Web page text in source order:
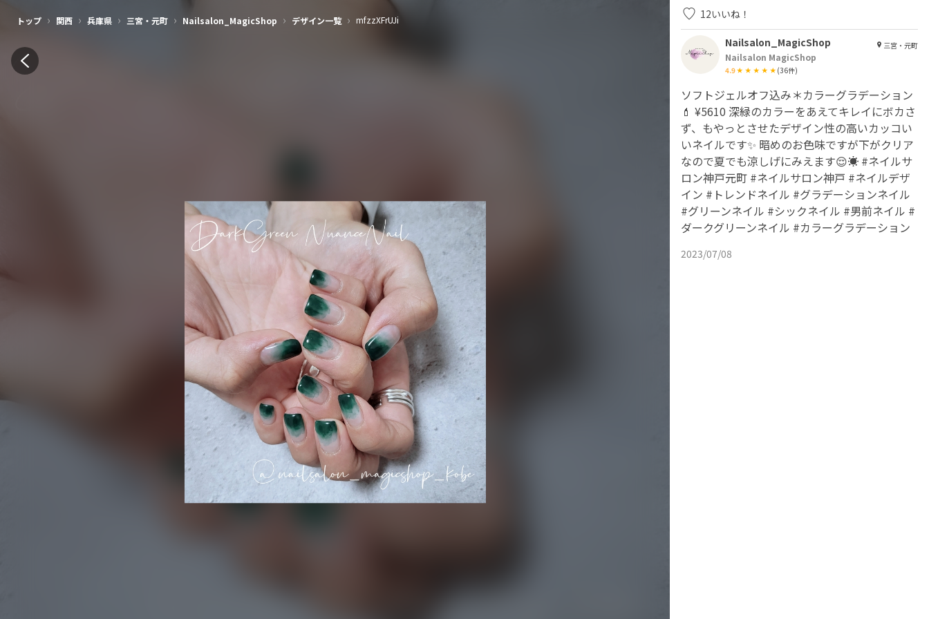
トップ › 関西 › 兵庫県 › 三宮・元町 › Nailsalon_MagicShop › デザイン一覧 › mfzzXFrUJi 12いいね！
Nailsalon_MagicShop
Nailsalon MagicShop
4.9 (36件)
三宮・元町
ソフトジェルオフ込み＊カラーグラデーション
💄 ¥5610 深緑のカラーをあえてキレイにボカさ
ず、もやっとさせたデザイン性の高いカッコい
いネイルです✨️ 暗めのお色味ですが下がクリア
なので夏でも涼しげにみえます😌☀️ #ネイルサ
ロン神戸元町 #ネイルサロン神戸 #ネイルデザ
イン #トレンドネイル #グラデーションネイル
#グリーンネイル #シックネイル #男前ネイル #
ダークグリーンネイル #カラーグラデーション
2023/07/08
美容師・ネイリスト・アイリストの集客アプリ | ネイリービューティー（Nailie Beauty）